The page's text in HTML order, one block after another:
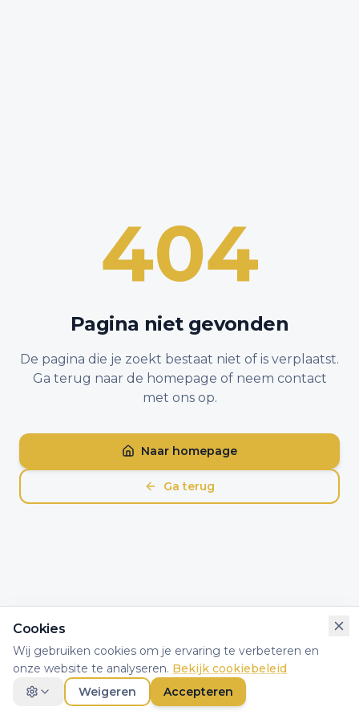
404
Pagina niet gevonden
De pagina die je zoekt bestaat niet of is verplaatst.
Ga terug naar de homepage of neem contact
met ons op.
Naar homepage
Ga terug
Cookies
Wij gebruiken cookies om je ervaring te verbeteren en
onze website te analyseren. Bekijk cookiebeleid
Weigeren
Accepteren